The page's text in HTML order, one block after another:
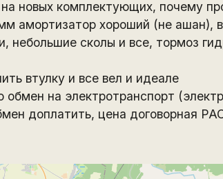
новых комплектующих, почему
амортизатор хороший (не ашан),
небольшие сколы и все, тормоз
втулку и все вел и идеале
на электротранспорт
доплатить, цена